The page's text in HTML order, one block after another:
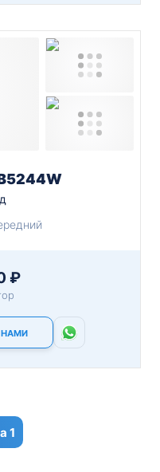
₽
НАМИ
1